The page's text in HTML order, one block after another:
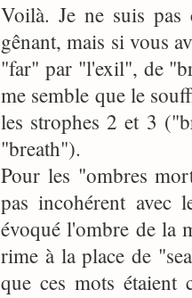
Voilà. Je ne suis
gênant, mais si vous
"far" par "l'exil", de
me semble que le
les strophes 2 et 3
"breath").
Pour les "ombres
pas incohérent avec
évoqué l'ombre de la
rime à la place de
que ces mots étaient